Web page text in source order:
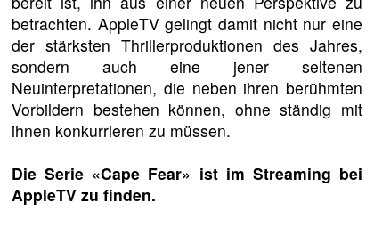
betrachten. AppleTV gelingt damit nicht nur eine
der stärksten Thrillerproduktionen des Jahres,
sondern auch eine jener seltenen
Neuinterpretationen, die neben ihren berühmten
Vorbildern bestehen können, ohne ständig mit
ihnen konkurrieren zu müssen.
Die Serie «Cape Fear» ist im Streaming bei
AppleTV zu finden.